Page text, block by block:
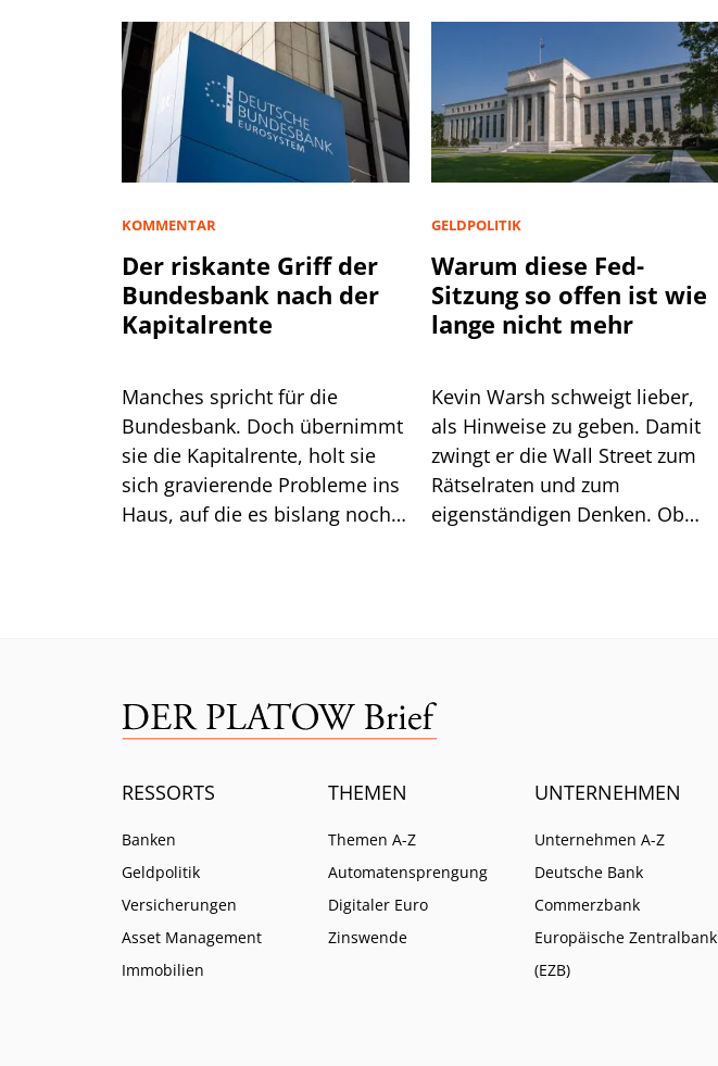
KOMMENTAR
Der riskante Griff der
Bundesbank nach der
Kapitalrente
Manches spricht für die
Bundesbank. Doch übernimmt
sie die Kapitalrente, holt sie
sich gravierende Probleme ins
Haus, auf die es bislang noch
GELDPOLITIK
Warum diese Fed-
Sitzung so offen ist wie
lange nicht mehr
Kevin Warsh schweigt lieber,
als Hinweise zu geben. Damit
zwingt er die Wall Street zum
Rätselraten und zum
eigenständigen Denken. Ob
RESSORTS
Banken
Geldpolitik
Versicherungen
Asset Management
Immobilien
THEMEN
Themen A-Z
Automatensprengung
Digitaler Euro
Zinswende
UNTERNEHMEN
Unternehmen A-Z
Deutsche Bank
Commerzbank
Europäische Zentralbank
(EZB)